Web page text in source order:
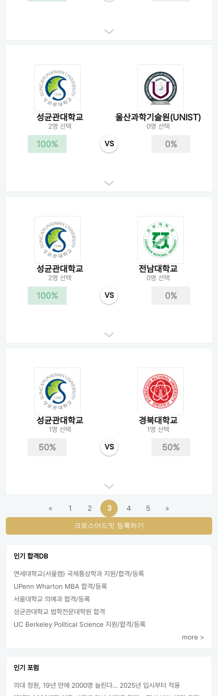
성균관대학교
2명 선택
울산과학기술원(UNIST)
0명 선택
100% VS 0%
성균관대학교
2명 선택
전남대학교
0명 선택
100% VS 0%
성균관대학교
1명 선택
경북대학교
1명 선택
50% VS 50%
« 1 2 3 4 5 »
크로스어드밋 등록하기
인기 합격DB
연세대학교(서울캠) 국제통상학과 지원/합격/등록
UPenn Wharton MBA 합격/등록
서울대학교 의예과 합격/등록
성균관대학교 법학전문대학원 합격
UC Berkeley Political Science 지원/합격/등록
more >
인기 포럼
의대 정원, 19년 만에 2000명 늘린다… 2025년 입시부터 적용